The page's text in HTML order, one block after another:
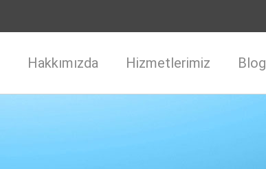
Hakkımızda Hizmetlerimiz Blog